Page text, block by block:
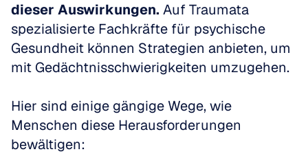
dieser Auswirkungen. Auf Traumata
spezialisierte Fachkräfte für psychische
Gesundheit können Strategien anbieten, um
mit Gedächtnisschwierigkeiten umzugehen.
Hier sind einige gängige Wege, wie
Menschen diese Herausforderungen
bewältigen: